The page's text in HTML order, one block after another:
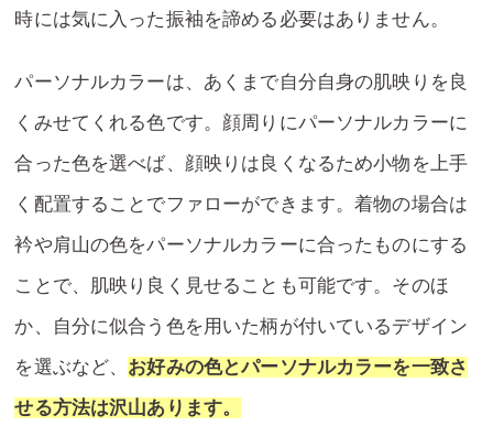
時には気に入った振袖を諦める必要はありません。
パーソナルカラーは、あくまで自分自身の肌映りを良
くみせてくれる色です。顔周りにパーソナルカラーに
合った色を選べば、顔映りは良くなるため小物を上手
く配置することでファローができます。着物の場合は
衿や肩山の色をパーソナルカラーに合ったものにする
ことで、肌映り良く見せることも可能です。そのほ
か、自分に似合う色を用いた柄が付いているデザイン
を選ぶなど、 お好みの色とパーソナルカラーを一致さ
せる方法は沢山あります。